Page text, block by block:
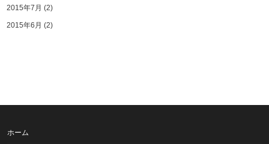
2015年7月 (2)
2015年6月 (2)
ホーム